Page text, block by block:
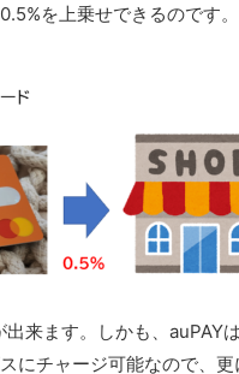
を上乗せできるのです。
来ます。しかも、auPAYは
にチャージ可能なので、更